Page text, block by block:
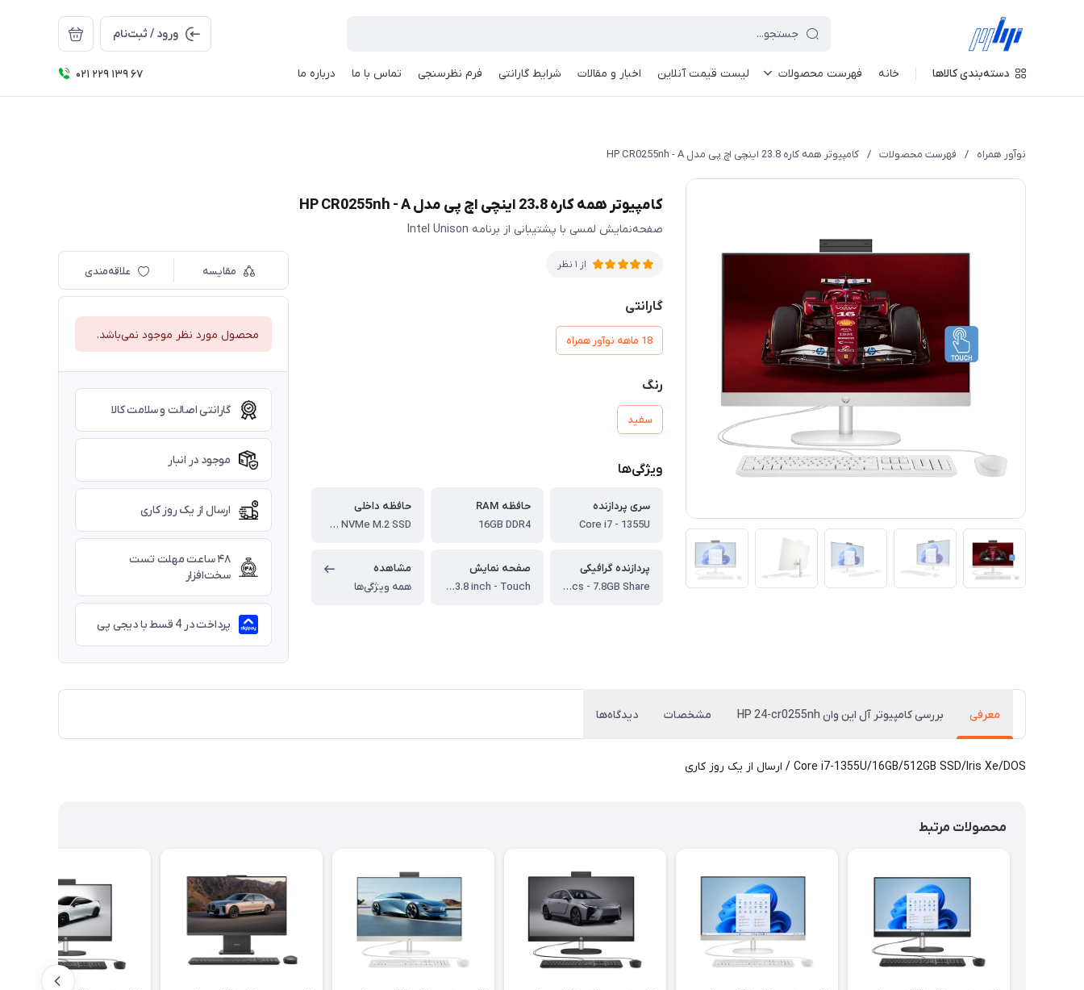
ورود / ثبت‌نام
دسته‌بندی کالاها خانه فهرست محصولات لیست قیمت آنلاین اخبار و مقالات شرایط گارانتی فرم نظرسنجی تماس با ما درباره ما 021 229 139 67
نوآور همراه / فهرست محصولات / کامپیوتر همه کاره 23.8 اینچی اچ پی مدل HP CR0255nh - A
کامپیوتر همه کاره 23.8 اینچی اچ پی مدل HP CR0255nh - A
صفحه‌نمایش لمسی با پشتیبانی از برنامه Intel Unison
از 1 نظر
گارانتی
18 ماهه نوآور همراه
رنگ
سفید
ویژگی‌ها
سری پردازنده
Core i7 - 1355U
حافظه RAM
16GB DDR4
حافظه داخلی
512GB NVMe M.2 SSD
پردازنده گرافیکی
Iris Xe Graphics - 7.8GB Share
صفحه نمایش
Full HD IPS - 23.8 inch - Touch
مشاهده
همه ویژگی‌ها
مقایسه علاقه‌مندی
محصول مورد نظر موجود نمی‌باشد.
گارانتی اصالت و سلامت کالا
موجود در انبار
ارسال از یک روز کاری
۴۸ ساعت مهلت تست
سخت‌افزار
پرداخت در 4 قسط با دیجی پی
معرفی بررسی کامپیوتر آل این وان HP 24-cr0255nh مشخصات دیدگاه‌ها
Core i7-1355U/16GB/512GB SSD/Iris Xe/DOS / ارسال از یک روز کاری
محصولات مرتبط